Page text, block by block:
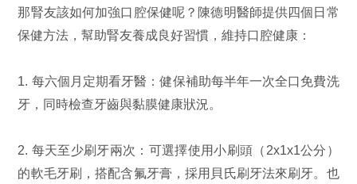
那腎友該如何加強口腔保健呢？陳德明醫師提供四個日常
保健方法，幫助腎友養成良好習慣，維持口腔健康：
1. 每六個月定期看牙醫：健保補助每半年一次全口免費洗
牙，同時檢查牙齒與黏膜健康狀況。
2. 每天至少刷牙兩次：可選擇使用小刷頭（2x1x1公分）
的軟毛牙刷，搭配含氟牙膏，採用貝氏刷牙法來刷牙。也